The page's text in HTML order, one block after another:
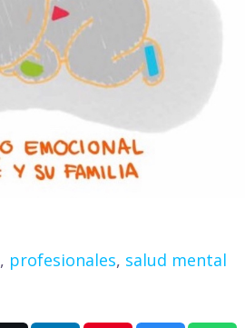
, profesionales, salud mental